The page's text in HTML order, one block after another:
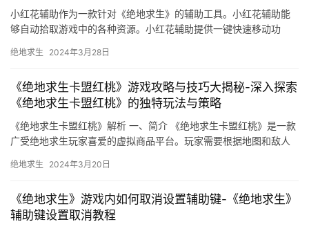
小红花辅助作为一款针对《绝地求生》的辅助工具。小红花辅助能
够自动拾取游戏中的各种资源。小红花辅助提供一键快速移动功
绝地求生 2024年3月28日
《绝地求生卡盟红桃》游戏攻略与技巧大揭秘-深入探索
《绝地求生卡盟红桃》的独特玩法与策略
《绝地求生卡盟红桃》解析 一、简介 《绝地求生卡盟红桃》是一款
广受绝地求生玩家喜爱的虚拟商品平台。玩家需要根据地图和敌人
绝地求生 2024年3月20日
《绝地求生》游戏内如何取消设置辅助键-《绝地求生》
辅助键设置取消教程